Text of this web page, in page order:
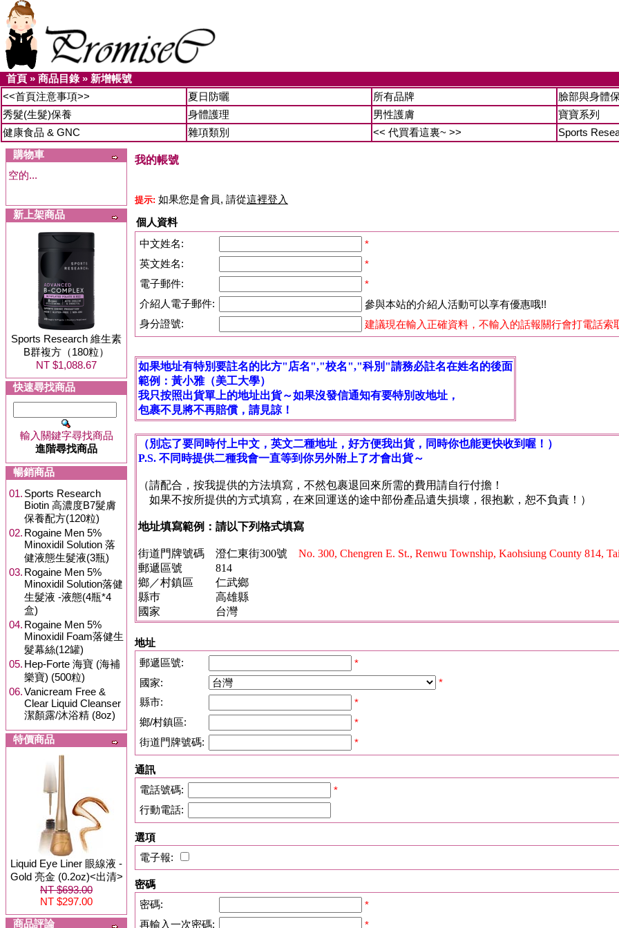
首頁 » 商品目錄» 新增帳號
<<首頁注意事項>>
夏日防曬 所有品牌 臉部與身體
秀髮(生髮)保養
身體護理 男性護膚 寶寶系列
健康食品 & GNC
雜項類別 << 代買看這裏~ >>
Sports
購物車
空的...
新上架商品
Sports Research 維生素
B群複方（180粒）
NT $1,088.67
快速尋找商品
輸入關鍵字尋找商品
進階尋找商品
暢銷商品
01. Sports Research
Biotin 高濃度B7髮膚
保養配方(120粒)
02. Rogaine Men 5%
Minoxidil Solution 落
健液態生髮液(3瓶)
03. Rogaine Men 5%
Minoxidil Solution落健
生髮液 -液態(4瓶*4
盒)
04. Rogaine Men 5%
Minoxidil Foam落健生
髮幕絲(12罐)
05. Hep-Forte 海寶 (海補
樂寶) (500粒)
06.Vanicream Free &
Clear Liquid Cleanser
潔顏露/沐浴精 (8oz)
特價商品
Liquid Eye Liner 眼線液 -
Gold 亮金 (0.2oz)<出清>
NT $693.00
NT $297.00
商品評論
我的帳號
提示: 如果您是會員, 請從這裡登入
個人資料
中文姓名:
*
英文姓名:
*
電子郵件:
*
介紹人電子郵件:
參與本站的介紹人活動可以享有優惠哦!!
身分證號:
建議現在輸入正確資料，不輸入的話報關行會打電話索
如果地址有特別要註名的比方"店名","校名","科別"請務必註名在姓名的後面
範例：黃小雅（美工大學）
我只按照出貨單上的地址出貨～如果沒發信通知有要特別改地址，
包裹不見將不再賠償，請見諒！
（別忘了要同時付上中文，英文二種地址，好方便我出貨，同時你也能更快收到喔！）
P.S. 不同時提供二種我會一直等到你另外附上了才會出貨～
（請配合，按我提供的方法填寫，不然包裹退回來所需的費用請自行付擔！
如果不按所提供的方式填寫，在來回運送的途中部份產品遺失損壞，很抱歉，恕不負責！）
地址填寫範例：請以下列格式填寫
街道門牌號碼 澄仁東街300號 No. 300, Chengren E. St., Renwu Township, Kaohsiung County 814,
郵遞區號 814
鄉／村鎮區 仁武鄉
縣巿 高雄縣
國家 台灣
地址
郵遞區號:
*
國家:
*
縣市:
*
鄉/村鎮區:
*
街道門牌號碼:
*
通訊
電話號碼:
*
行動電話:
選項
電子報:
密碼
密碼:
*
再輸入一次密碼:
*